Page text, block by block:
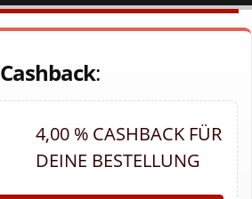
Cashback:
4,00 % CASHBACK FÜR
DEINE BESTELLUNG